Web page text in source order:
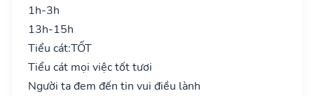
1h-3h
13h-15h
Tiểu cát:TỐT
Tiểu cát mọi việc tốt tươi
Người ta đem đến tin vui điều lành